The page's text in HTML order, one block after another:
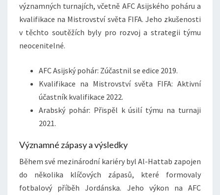
významných turnajích, včetně AFC Asijského poháru a
kvalifikace na Mistrovství světa FIFA. Jeho zkušenosti
v těchto soutěžích byly pro rozvoj a strategii týmu
neocenitelné.
AFC Asijský pohár: Zúčastnil se edice 2019.
Kvalifikace na Mistrovství světa FIFA: Aktivní
účastník kvalifikace 2022.
Arabský pohár: Přispěl k úsilí týmu na turnaji
2021.
Významné zápasy a výsledky
Během své mezinárodní kariéry byl Al-Hattab zapojen
do několika klíčových zápasů, které formovaly
fotbalový příběh Jordánska. Jeho výkon na AFC